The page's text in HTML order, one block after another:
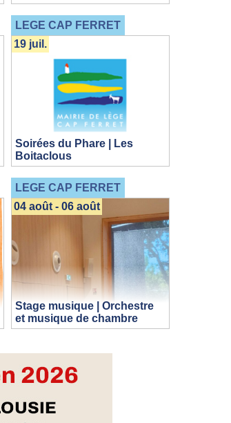
LEGE CAP FERRET
Soirées du Phare | Les
Boitaclous
19 juil.
LEGE CAP FERRET
Stage musique | Orchestre
et musique de chambre
04 août - 06 août